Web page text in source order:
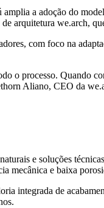
a adoção do
arquitetura we.arch,
com foco na
o processo. Quando
Aliano, CEO da
e soluções
mecânica e baixa
integrada de